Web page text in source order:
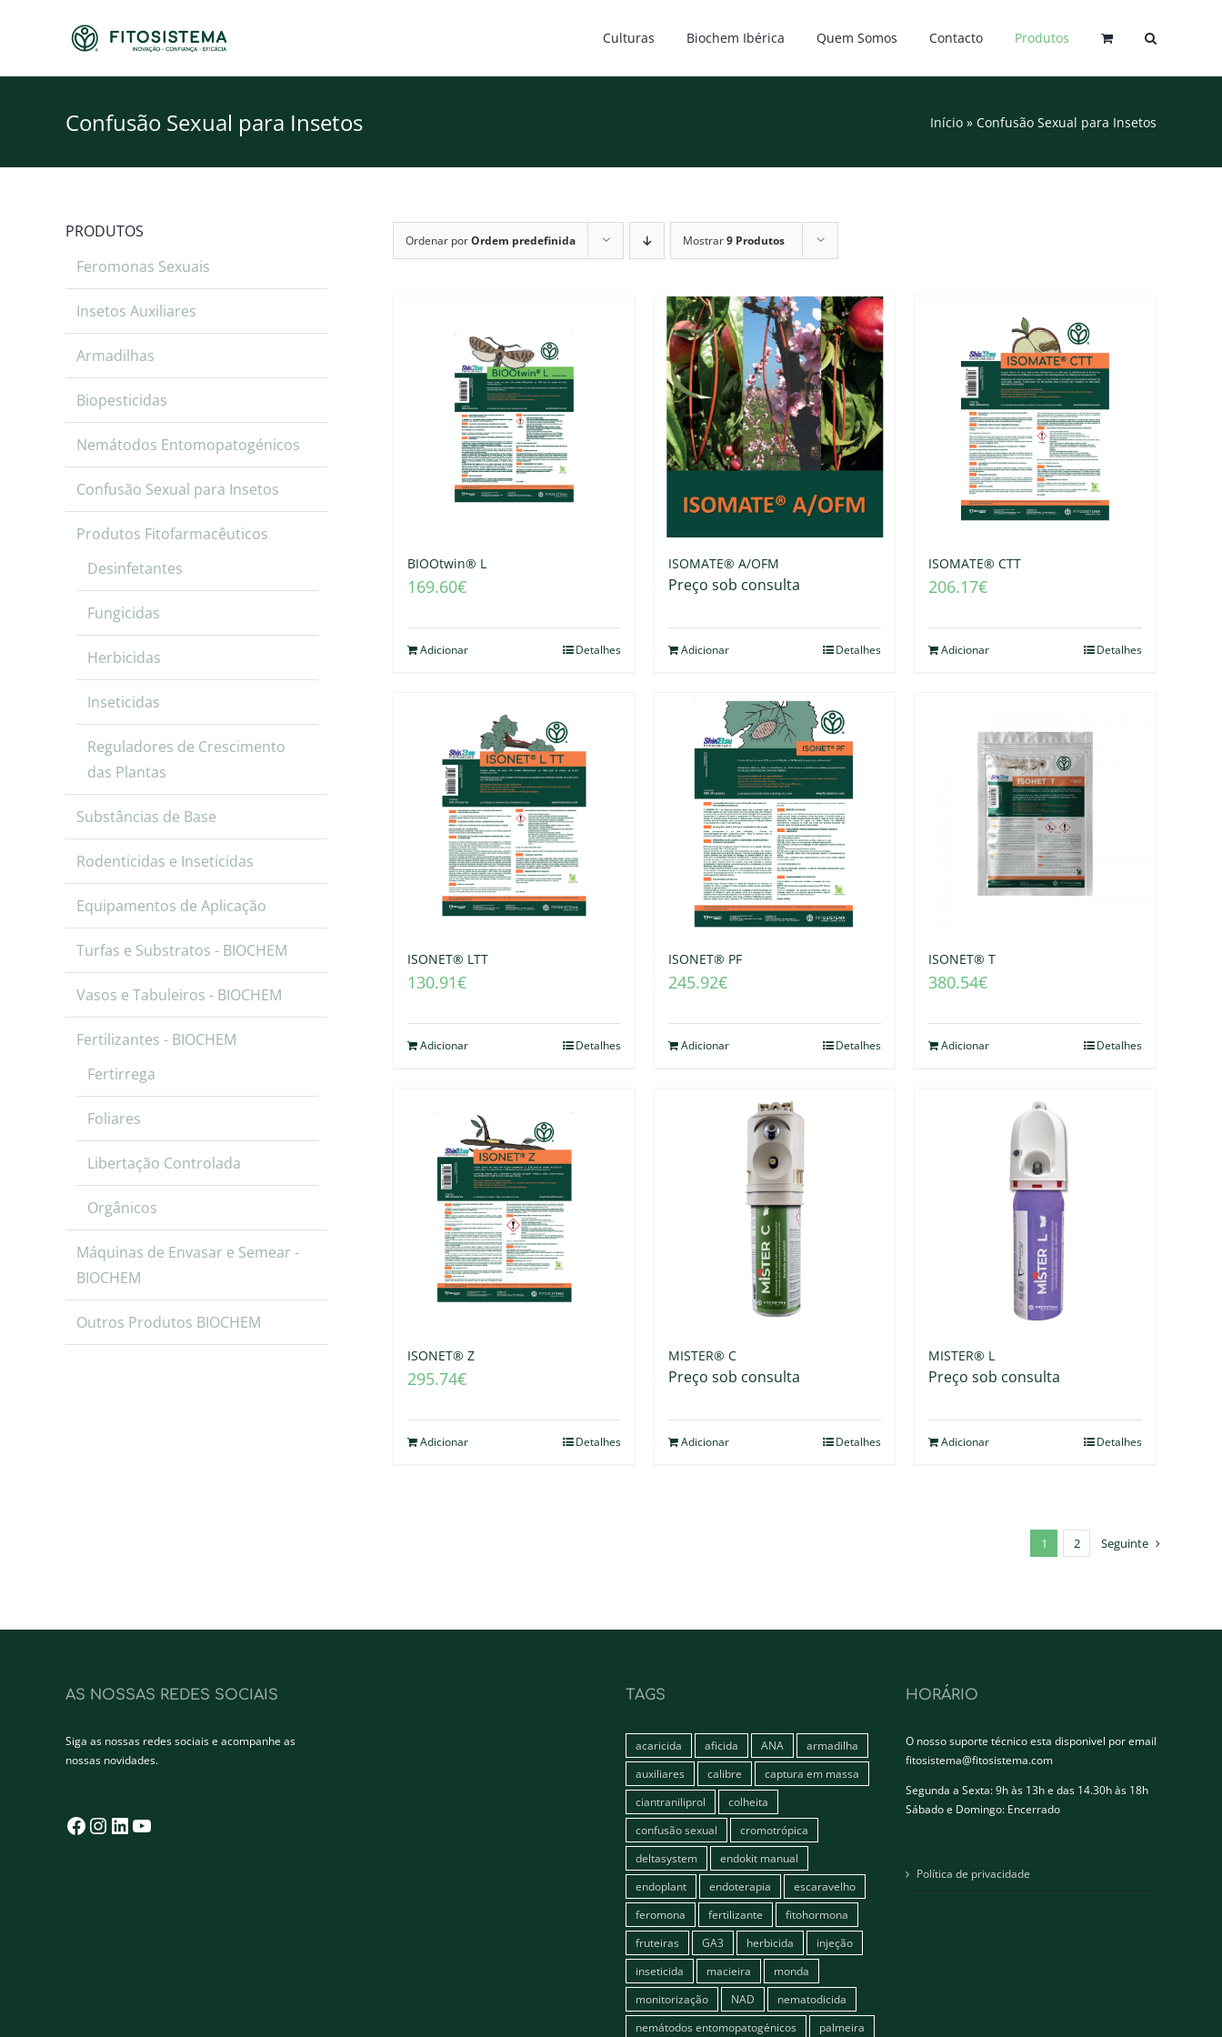
Culturas Biochem Ibérica Quem Somos Contacto Produtos
Confusão Sexual para Insetos Início » Confusão Sexual para Insetos
Ordenar porOrdem predefinida Mostrar9 Produtos
BIOOtwin® L
169.60€
Adicionar Detalhes
ISOMATE® A/OFM
Preço sob consulta
Adicionar Detalhes
ISOMATE® CTT
206.17€
Adicionar Detalhes
ISONET® LTT
130.91€
Adicionar Detalhes
ISONET® PF
245.92€
Adicionar Detalhes
ISONET® T
380.54€
Adicionar Detalhes
ISONET® Z
295.74€
Adicionar Detalhes
MISTER® C
Preço sob consulta
Adicionar Detalhes
MISTER® L
Preço sob consulta
Adicionar Detalhes
1 2 Seguinte
PRODUTOS
Feromonas Sexuais
Insetos Auxiliares
Armadilhas
Biopesticidas
Nemátodos Entomopatogénicos
Confusão Sexual para Insetos
Produtos Fitofarmacêuticos
Desinfetantes
Fungicidas
Herbicidas
Inseticidas
Reguladores de Crescimento
das Plantas
Substâncias de Base
Rodenticidas e Inseticidas
Equipamentos de Aplicação
Turfas e Substratos - BIOCHEM
Vasos e Tabuleiros - BIOCHEM
Fertilizantes - BIOCHEM
Fertirrega
Foliares
Libertação Controlada
Orgânicos
Máquinas de Envasar e Semear -
BIOCHEM
Outros Produtos BIOCHEM
AS NOSSAS REDES SOCIAIS
Siga as nossas redes sociais e acompanhe as
nossas novidades.
Facebook
Instagram
LinkedIn
TAGS
acaricida aficida ANA
armadilha
auxiliares
calibre
captura em massa
ciantraniliprol
colheita
confusão sexual
cromotrópica
deltasystem
endokit manual
endoplant
endoterapia
escaravelho
feromona
fertilizante
fitohormona
fruteiras
GA3 herbicida
injeção
inseticida
macieira
monda
monitorização
NAD
nematodicida
nemátodos entomopatogénicos
palmeira
HORÁRIO
O nosso suporte técnico esta disponivel por email
fitosistema@fitosistema.com
Segunda a Sexta: 9h às 13h e das 14.30h às 18h
Sábado e Domingo: Encerrado
Política de privacidade